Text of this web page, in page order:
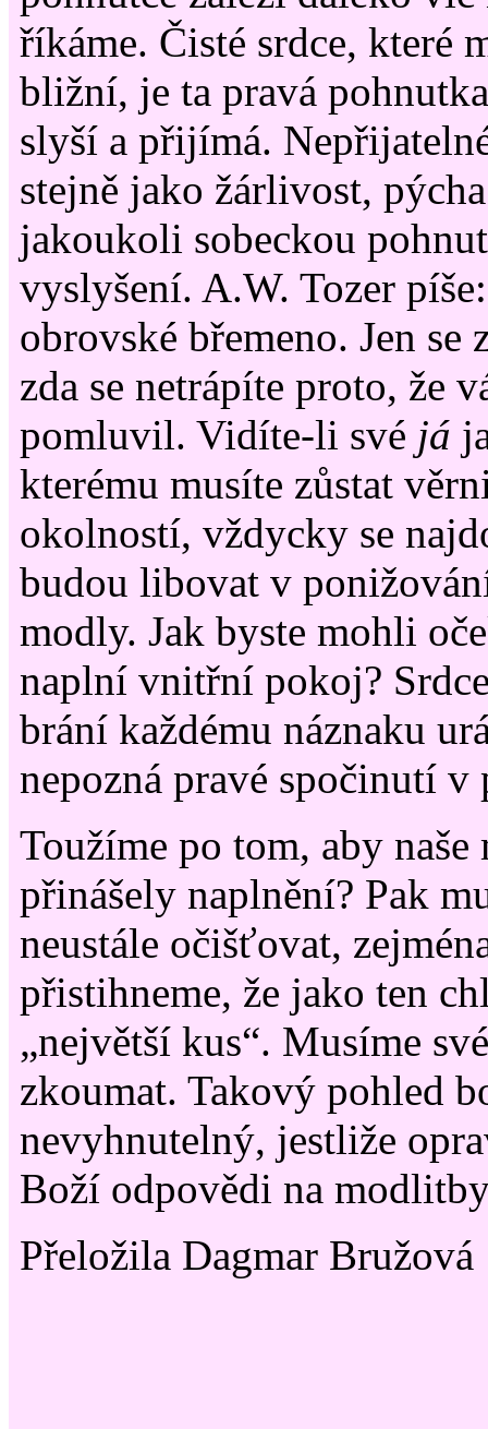
říkáme. Čisté srdce, které
bližní, je ta pravá
slyší a přijímá.
stejně jako žárlivost,
jakoukoli sobeckou
vyslyšení. A.W. Tozer
obrovské břemeno. Jen se
zda se netrápíte proto, že
pomluvil. Vidíte-li své já
kterému musíte zůstat
okolností, vždycky se
budou libovat v
modly. Jak byste mohli
naplní vnitřní pokoj?
brání každému náznaku
nepozná pravé spočinutí v
Toužíme po tom, aby
přinášely naplnění? Pak
neustále očišťovat,
přistihneme, že jako ten
„největší kus“. Musíme
zkoumat. Takový pohled
nevyhnutelný, jestliže
Boží odpovědi na
Přeložila Dagmar Bružová